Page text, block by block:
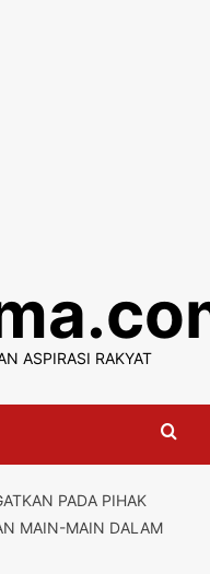
ASPIRASI RAKYAT
PADA PIHAK
MAIN-MAIN DALAM